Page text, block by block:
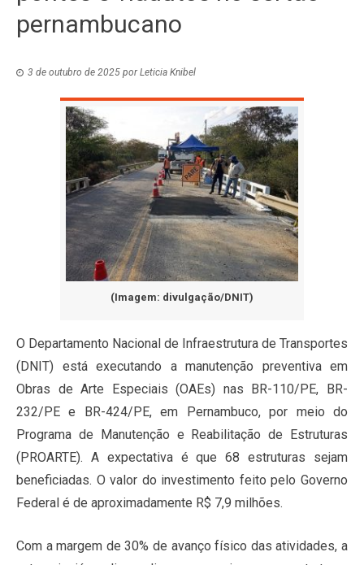
pernambucano
3 de outubro de 2025 porLeticia Knibel
(Imagem: divulgação/DNIT)
O Departamento Nacional de Infraestrutura de Transportes
(DNIT) está executando a manutenção preventiva em
Obras de Arte Especiais (OAEs) nas BR-110/PE, BR-
232/PE e BR-424/PE, em Pernambuco, por meio do
Programa de Manutenção e Reabilitação de Estruturas
(PROARTE). A expectativa é que 68 estruturas sejam
beneficiadas. O valor do investimento feito pelo Governo
Federal é de aproximadamente R$ 7,9 milhões.
Com a margem de 30% de avanço físico das atividades, a